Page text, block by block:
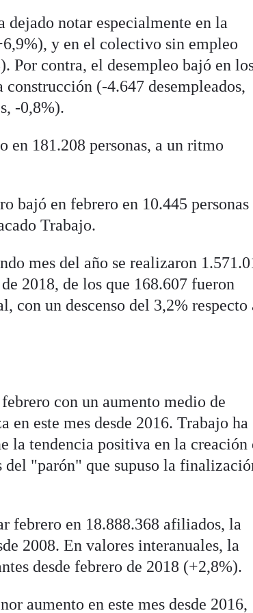
notar especialmente en la
y en el colectivo sin empleo
Por contra, el desempleo bajó en
(-4.647 desempleados,
-0,8%).
en 181.208 personas, a un ritmo
bajó en febrero en 10.445 personas
Trabajo.
mes del año se realizaron
2018, de los que 168.607 fueron
con un descenso del 3,2% respecto
con un aumento medio de
este mes desde 2016. Trabajo ha
la tendencia positiva en la creación
del "parón" que supuso la
febrero en 18.888.368 afiliados, la
2008. En valores interanuales, la
desde febrero de 2018 (+2,8%).
aumento en este mes desde 2016,